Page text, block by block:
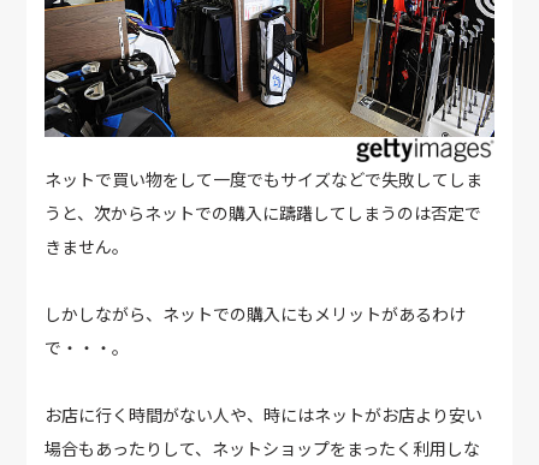
ネットで買い物をして一度でもサイズなどで失敗してしま
うと、次からネットでの購入に躊躇してしまうのは否定で
きません。
しかしながら、ネットでの購入にもメリットがあるわけ
で・・・。
お店に行く時間がない人や、時にはネットがお店より安い
場合もあったりして、ネットショップをまったく利用しな